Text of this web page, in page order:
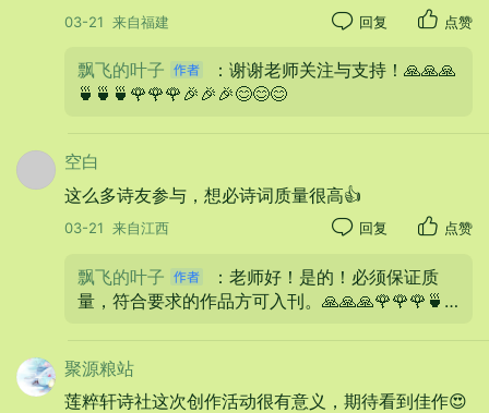
李广才 查中福 刘长海 王清义
刘兆林 陶 理 天 天 王海顺
飘飞的叶子
03-21 来自福建 回复 点赞
飘飞的叶子
：谢谢老师关注与支持！🙏🙏🙏
🍵🍵🍵🌹🌹🌹🎉🎉🎉😊😊😊
空白
这么多诗友参与，想必诗词质量很高👍
03-21 来自江西 回复 点赞
飘飞的叶子
：老师好！是的！必须保证质
量，符合要求的作品方可入刊。🙏🙏🙏🌹🌹🌹🍵
聚源粮站
莲粹轩诗社这次创作活动很有意义，期待看到佳作😍